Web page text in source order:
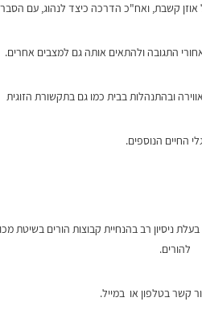
קשבת, ואח"כ הדרכה כיצד לנהוג, עם
התגובה ולהתאים אותה גם למצבים אחרים.
ובהתנהלות בבית כמו גם בתקשורת הזוגית
החיים הנוספים.
ניסיון רב בהנחיית קבוצות הורים בשיטת
להורים.
קשר בטלפון או במייל.